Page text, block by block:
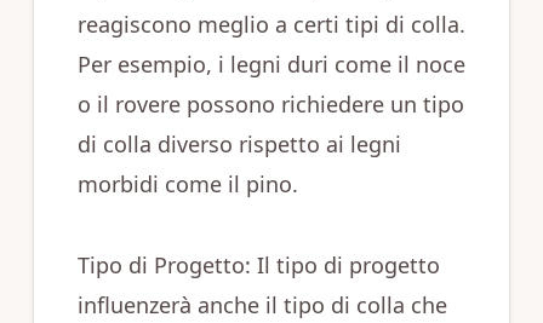
reagiscono meglio a certi tipi di colla.
Per esempio, i legni duri come il noce
o il rovere possono richiedere un tipo
di colla diverso rispetto ai legni
morbidi come il pino.
Tipo di Progetto: Il tipo di progetto
influenzerà anche il tipo di colla che